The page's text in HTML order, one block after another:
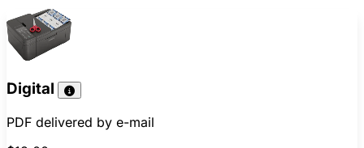
Digital
PDF delivered by e-mail